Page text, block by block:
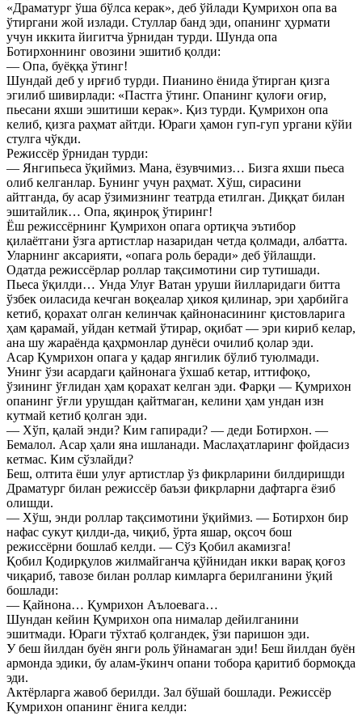
«Драматург ўша бўлса керак», деб ўйлади Қумрихон опа ва
ўтиргани жой излади. Стуллар банд эди, опанинг ҳурмати
учун иккита йигитча ўрнидан турди. Шунда опа
Ботирхоннинг овозини эшитиб қолди:
— Опа, буёққа ўтинг!
Шундай деб у ирғиб турди. Пианино ёнида ўтирган қизга
эгилиб шивирлади: «Пастга ўтинг. Опанинг қулоғи оғир,
пьесани яхши эшитиши керак». Қиз турди. Қумрихон опа
келиб, қизга раҳмат айтди. Юраги ҳамон гуп-гуп ургани кўйи
стулга чўкди.
Режиссёр ўрнидан турди:
— Янгипьеса ўқиймиз. Мана, ёзувчимиз… Бизга яхши пьеса
олиб келганлар. Бунинг учун раҳмат. Хўш, сирасини
айтганда, бу асар ўзимизнинг театрда етилган. Диққат билан
эшитайлик… Опа, яқинроқ ўтиринг!
Ёш режиссёрнинг Қумрихон опага ортиқча эътибор
қилаётгани ўзга артистлар назаридан четда қолмади, албатта.
Уларнинг аксарияти, «опага роль беради» деб ўйлашди.
Одатда режиссёрлар роллар тақсимотини сир тутишади.
Пьеса ўқилди… Унда Улуғ Ватан уруши йилларидаги битта
ўзбек оиласида кечган воқеалар ҳикоя қилинар, эри ҳарбийга
кетиб, қорахат олган келинчак қайнонасининг қистовларига
ҳам қарамай, уйдан кетмай ўтирар, оқибат — эри кириб келар,
ана шу жараёнда қаҳрмонлар дунёси очилиб қолар эди.
Асар Қумрихон опага у қадар янгилик бўлиб туюлмади.
Унинг ўзи асардаги қайнонага ўхшаб кетар, иттифоқо,
ўзининг ўғлидан ҳам қорахат келган эди. Фарқи — Қумрихон
опанинг ўғли урушдан қайтмаган, келини ҳам ундан изн
кутмай кетиб қолган эди.
— Хўп, қалай энди? Ким гапиради? — деди Ботирхон. —
Бемалол. Асар ҳали яна ишланади. Маслаҳатларинг фойдасиз
кетмас. Ким сўзлайди?
Беш, олтита ёши улуғ артистлар ўз фикрларини билдиришди
Драматург билан режиссёр баъзи фикрларни дафтарга ёзиб
олишди.
— Хўш, энди роллар тақсимотини ўқиймиз. — Ботирхон бир
нафас сукут қилди-да, чиқиб, ўрта яшар, оқсоч бош
режиссёрни бошлаб келди. — Сўз Қобил акамизга!
Қобил Қодирқулов жилмайганча қўйнидан икки варақ қоғоз
чиқариб, тавозе билан роллар кимларга берилганини ўқий
бошлади:
— Қайнона… Қумрихон Аълоевага…
Шундан кейин Қумрихон опа нималар дейилганини
эшитмади. Юраги тўхтаб қолгандек, ўзи паришон эди.
У беш йилдан буён янги роль ўйнамаган эди! Беш йилдан буён
армонда эдики, бу алам-ўкинч опани тобора қаритиб бормоқда
эди.
Актёрларга жавоб берилди. Зал бўшай бошлади. Режиссёр
Қумрихон опанинг ёнига келди: